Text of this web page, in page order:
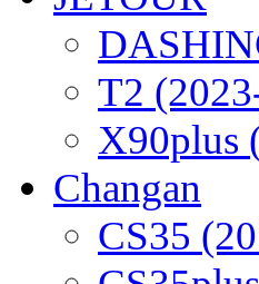
T2
X90plus
Changan
CS35